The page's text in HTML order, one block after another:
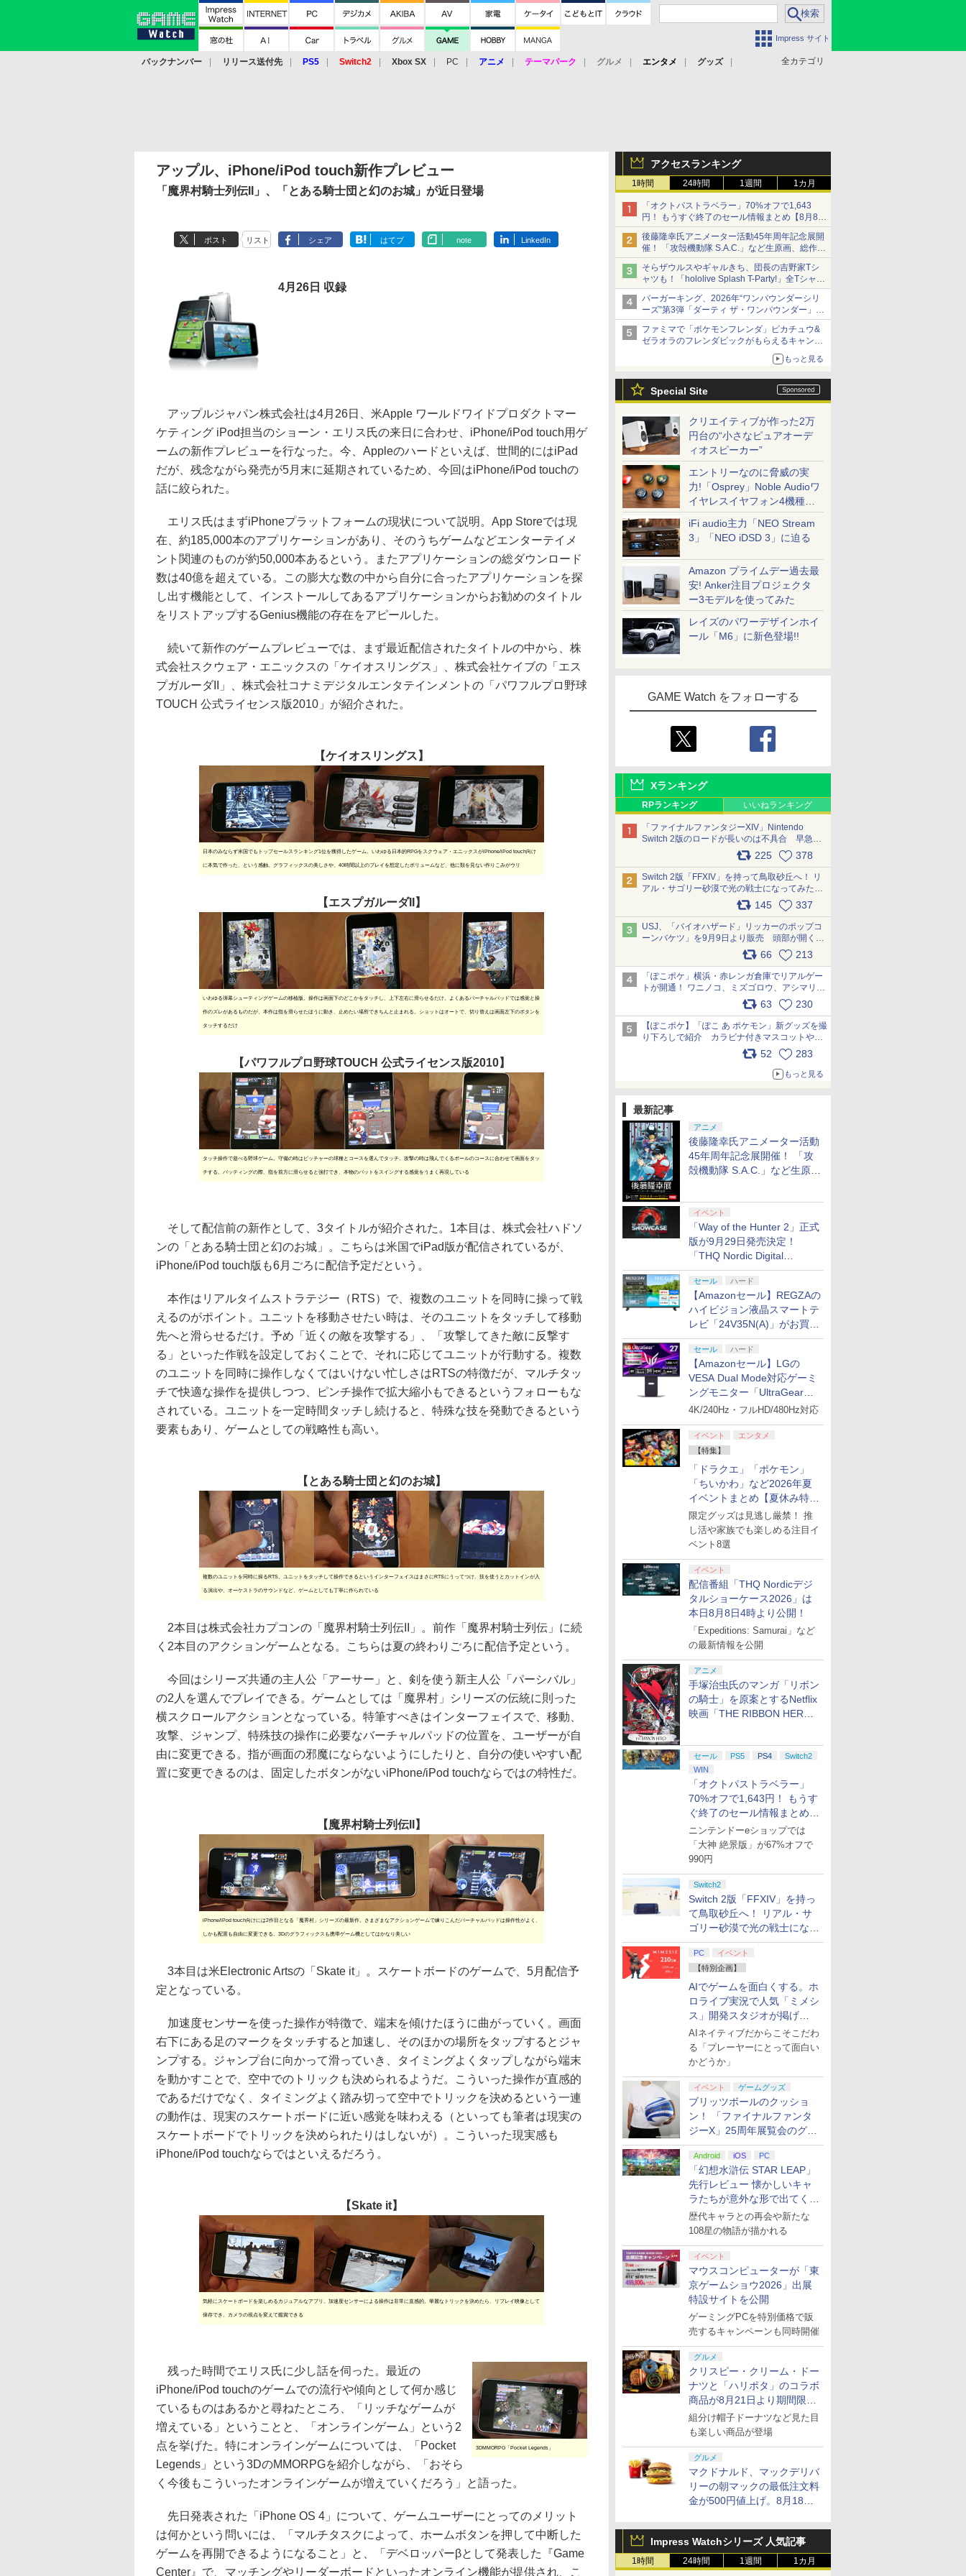
Impress サイト
全カテゴリ
バックナンバー リリース送付先 PS5 Switch2 Xbox SX PC アニメ テーマパーク グルメ エンタメ
グッズ
アクセスランキング
1時間 24時間 1週間 1カ月
「オクトパストラベラー」70%オフで1,643
円！ もうすぐ終了のセール情報まとめ【8月8日
更新】
ニンテンドーeショップでは「大神 絶景版」が
67%オフで990円
後藤隆幸氏アニメーター活動45年周年記念展開
催！ 「攻殻機動隊 S.A.C.」など生原画、総作画
監督修正が展示
そらザウルスやギャルきち、団長の吉野家Tシ
ャツも！「hololive Splash T-Party!」全Tシャツ
ラインナップ公開＆オンライン販売開始
バーガーキング、2026年“ワンパウンダーシリ
ーズ”第3弾「ダーティ ザ・ワンパウンダー」を
8月7日発売
「特製ガーリックマヨソース」を使用した超大
型チーズバーガー
ファミマで「ポケモンフレンダ」ピカチュウ&
ゼラオラのフレンダピックがもらえるキャンペ
もっと見る
Special Site
クリエイティブが作った2万
円台の“小さなピュアオーデ
ィオスピーカー”
エントリーなのに脅威の実
力!「Osprey」Noble Audioワ
イヤレスイヤフォン4機種を
一気に聴く
iFi audio主力「NEO Stream
3」「NEO iDSD 3」に迫る
Amazon プライムデー過去最
安! Anker注目プロジェクタ
ー3モデルを使ってみた
レイズのパワーデザインホイ
ール「M6」に新色登場!!
GAME Watch をフォローする
Xランキング
RPランキング いいねランキング
「ファイナルファンタジーXIV」Nintendo
Switch 2版のロードが長いのは不具合 早急に
アップデートできるよう対応中225 378
Switch 2版「FFXIV」を持って鳥取砂丘へ！ リ
アル・サゴリー砂漠で光の戦士になってみた
145 337
USJ、「バイオハザード」リッカーのポップコ
ーンバケツ」を9月9日より販売 頭部が開く仕
組み。味は恐怖を堪のう「味噌フレーバー」
66 213
「ぽこポケ」横浜・赤レンガ倉庫でリアルゲー
トが開通！ ワニノコ、ミズゴロウ、アシマリ登
場シーンをレポート pic.x.com/LDgEByVl6D
63 230
【ぽこポケ】「ぽこ あ ポケモン」新グッズを撮
り下ろしで紹介 カラビナ付きマスコットやス
52 283
もっと見る
最新記事
アニメ
後藤隆幸氏アニメーター活動
45年周年記念展開催！ 「攻
殻機動隊 S.A.C.」など生原
イベント
「Way of the Hunter 2」正式
版が9月29日発売決定！
「THQ Nordic Digital
Showcase 2026」まとめ
セール ハード
【Amazonセール】REGZAの
ハイビジョン液晶スマートテ
レビ「24V35N(A)」がお買い
得！
セール ハード
【Amazonセール】LGの
VESA Dual Mode対応ゲーミ
ングモニター「UltraGear
27G850A-B」がお買い得！
4K/240Hz・フルHD/480Hz対応
イベント
エンタメ
【特集】
「ドラクエ」「ポケモン」
「ちいかわ」など2026年夏
イベントまとめ【夏休み特
集】
限定グッズは見逃し厳禁！ 推
し活や家族でも楽しめる注目イ
ベント8選
イベント
配信番組「THQ Nordicデジ
タルショーケース2026」は
本日8月8日4時より公開！
「Expeditions: Samurai」など
の最新情報を公開
アニメ
手塚治虫氏のマンガ「リボン
の騎士」を原案とするNetflix
映画「THE RIBBON HERO
セール PS5 PS4
Switch2
WIN
「オクトパストラベラー」
70%オフで1,643円！ もうす
ぐ終了のセール情報まとめ
【8月8日更新】
ニンテンドーeショップでは
「大神 絶景版」が67%オフで
990円
Switch2
Switch 2版「FFXIV」を持っ
て鳥取砂丘へ！ リアル・サ
ゴリー砂漠で光の戦士になっ
てみた
PC
イベント
【特別企画】
AIでゲームを面白くする。ホ
ロライブ実況で人気「ミメシ
ス」開発スタジオが掲げ
る“AI活用の信念”とは？【講
演レポート】
AIネイティブだからこそこだわ
る「プレーヤーにとって面白い
かどうか」
イベント ゲームグッズ
ブリッツボールのクッショ
ン！ 「ファイナルファンタ
ジーX」25周年展覧会のグッ
ズ情報が公開
Android iOS PC
「幻想水滸伝 STAR LEAP」
先行レビュー 懐かしいキャ
ラたちが意外な形で出てくる
シリーズ完全新作！
歴代キャラとの再会や新たな
108星の物語が描かれる
イベント
マウスコンピューターが「東
京ゲームショウ2026」出展
特設サイトを公開
ゲーミングPCを特別価格で販
売するキャンペーンも同時開催
グルメ
クリスピー・クリーム・ドー
ナツと「ハリポタ」のコラボ
商品が8月21日より期間限定
で発売
組分け帽子ドーナツなど見た目
も楽しい商品が登場
グルメ
マクドナルド、マックデリバ
リーの朝マックの最低注文料
金が500円値上げ。8月18日
Impress Watchシリーズ 人気記事
1時間 24時間 1週間 1カ月
アップル、iPhone/iPod touch新作プレビュー
「魔界村騎士列伝II」、「とある騎士団と幻のお城」が近日登場
ポスト リスト シェア はてブ note LinkedIn
4月26日 収録
アップルジャパン株式会社は4月26日、米Apple ワールドワイドプロダクトマー
ケティング iPod担当のショーン・エリス氏の来日に合わせ、iPhone/iPod touch用ゲ
ームの新作プレビューを行なった。今、Appleのハードといえば、世間的にはiPad
だが、残念ながら発売が5月末に延期されているため、今回はiPhone/iPod touchの
話に絞られた。
エリス氏はまずiPhoneプラットフォームの現状について説明。App Storeでは現
在、約185,000本のアプリケーションがあり、そのうちゲームなどエンターテイメ
ント関連のものが約50,000本あるという。またアプリケーションの総ダウンロード
数は40億を超えている。この膨大な数の中から自分に合ったアプリケーションを探
し出す機能として、インストールしてあるアプリケーションからお勧めのタイトル
をリストアップするGenius機能の存在をアピールした。
続いて新作のゲームプレビューでは、まず最近配信されたタイトルの中から、株
式会社スクウェア・エニックスの「ケイオスリングス」、株式会社ケイブの「エス
プガルーダII」、株式会社コナミデジタルエンタテインメントの「パワフルプロ野球
TOUCH 公式ライセンス版2010」が紹介された。
【ケイオスリングス】
日本のみならず米国でもトップセールスランキング1位を獲得したゲーム。いわゆる日本的RPGをスクウェア・エニックスがiPhone/iPod touch向け
に本気で作った、という感触。グラフィックスの美しさや、40時間以上のプレイを想定したボリュームなど、他に類を見ない作りこみがウリ
【エスプガルーダII】
いわゆる弾幕シューティングゲームの移植版。操作は画面下のどこかをタッチし、上下左右に滑らせるだけ。よくあるバーチャルパッドでは感覚と操
作のズレがあるものだが、本作は指を滑らせたほうに動き、止めたい場所できちんと止まれる。ショットはオートで、切り替えは画面左下のボタンを
タッチするだけ
【パワフルプロ野球TOUCH 公式ライセンス版2010】
タッチ操作で遊べる野球ゲーム。守備の時はピッチャーの球種とコースを選んでタッチ。攻撃の時は飛んでくるボールのコースに合わせて画面をタッ
チする。バッティングの際、指を前方に滑らせると強打でき、本物のバットをスイングする感覚をうまく再現している
そして配信前の新作として、3タイトルが紹介された。1本目は、株式会社ハドソ
ンの「とある騎士団と幻のお城」。こちらは米国でiPad版が配信されているが、
iPhone/iPod touch版も6月ごろに配信予定だという。
本作はリアルタイムストラテジー（RTS）で、複数のユニットを同時に操って戦
えるのがポイント。ユニットを移動させたい時は、そのユニットをタッチして移動
先へと滑らせるだけ。予め「近くの敵を攻撃する」、「攻撃してきた敵に反撃す
る」といった作戦を設定しておくことで、それに応じてユニットが行動する。複数
のユニットを同時に操作しなくてはいけない忙しさはRTSの特徴だが、マルチタッ
チで快適な操作を提供しつつ、ピンチ操作で拡大縮小もできるというフォローもな
されている。ユニットを一定時間タッチし続けると、特殊な技を発動できるという
要素もあり、ゲームとしての戦略性も高い。
【とある騎士団と幻のお城】
複数のユニットを同時に操るRTS。ユニットをタッチして操作できるというインターフェイスはまさにRTSにうってつけ。技を使うとカットインが入
る演出や、オーケストラのサウンドなど、ゲームとしても丁寧に作られている
2本目は株式会社カプコンの「魔界村騎士列伝II」。前作「魔界村騎士列伝」に続
く2本目のアクションゲームとなる。こちらは夏の終わりごろに配信予定という。
今回はシリーズ共通の主人公「アーサー」と、剣を使う新主人公「パーシバル」
の2人を選んでプレイできる。ゲームとしては「魔界村」シリーズの伝統に則った
横スクロールアクションとなっている。特筆すべきはインターフェイスで、移動、
攻撃、ジャンプ、特殊技の操作に必要なバーチャルパッドの位置を、ユーザーが自
由に変更できる。指が画面の邪魔にならないようにしたりと、自分の使いやすい配
置に変更できるのは、固定したボタンがないiPhone/iPod touchならではの特性だ。
【魔界村騎士列伝II】
iPhone/iPod touch向けには2作目となる「魔界村」シリーズの最新作。さまざまなアクションゲームで練りこんだバーチャルパッドは操作性がよく、
しかも配置も自由に変更できる。3Dのグラフィックスも携帯ゲーム機としてはかなり美しい
3本目は米Electronic Artsの「Skate it」。スケートボードのゲームで、5月配信予
定となっている。
加速度センサーを使った操作が特徴で、端末を傾けたほうに曲がっていく。画面
右下にある足のマークをタッチすると加速し、そのほかの場所をタップするとジャ
ンプする。ジャンプ台に向かって滑っていき、タイミングよくタップしながら端末
を動かすことで、空中でのトリックも決められるようだ。こういった操作が直感的
であるだけでなく、タイミングよく踏み切って空中でトリックを決めるという一連
の動作は、現実のスケートボードに近い感覚を味わえる（といっても筆者は現実の
スケートボードでトリックを決められたりはしないが）。こういった現実感も
iPhone/iPod touchならではといえるだろう。
【Skate it】
気軽にスケートボードを楽しめるカジュアルなアプリ。加速度センサーによる操作は非常に直感的。華麗なトリックを決めたら、リプレイ映像として
保存でき、カメラの視点を変えて鑑賞できる
3DMMORPG「Pocket Legends」
残った時間でエリス氏に少し話を伺った。最近の
iPhone/iPod touchのゲームでの流行や傾向として何か感じ
ているものはあるかと尋ねたところ、「リッチなゲームが
増えている」ということと、「オンラインゲーム」という2
点を挙げた。特にオンラインゲームについては、「Pocket
Legends」という3DのMMORPGを紹介しながら、「おそら
く今後もこういったオンラインゲームが増えていくだろう」と語った。
先日発表された「iPhone OS 4」について、ゲームユーザーにとってのメリット
は何かという問いには、「マルチタスクによって、ホームボタンを押して中断した
ゲームを再開できるようになること」と、「デベロッパーβとして発表した『Game
Center』で、マッチングやリーダーボードといったオンライン機能が提供され、こ